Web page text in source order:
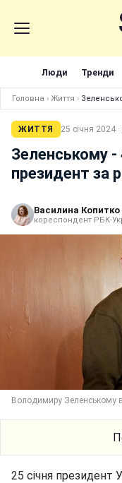
Люди Тренди
Головна › Життя ›
ЖИТТЯ 25 січня 2024
Зеленському -
президент за
Василина Копитко
кореспондент РБК-
Володимиру Зеленському
25 січня президент